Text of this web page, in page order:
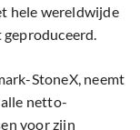
hele wereldwijde
StoneX, neemt
netto-
voor zijn